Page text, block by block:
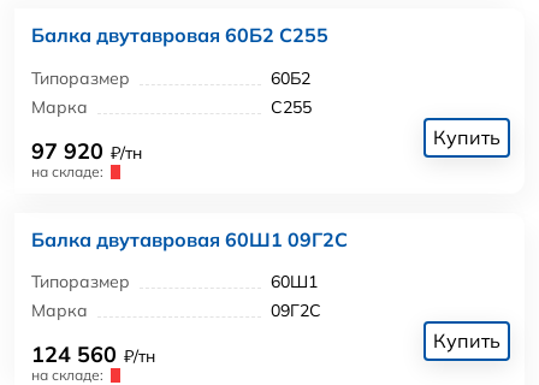
Балка двутавровая 60Б2 С255
Типоразмер
60Б2
Марка
С255
97 920 ₽/тн
на складе:
Купить
Балка двутавровая 60Ш1 09Г2С
Типоразмер
60Ш1
Марка
09Г2С
124 560 ₽/тн
на складе:
Купить